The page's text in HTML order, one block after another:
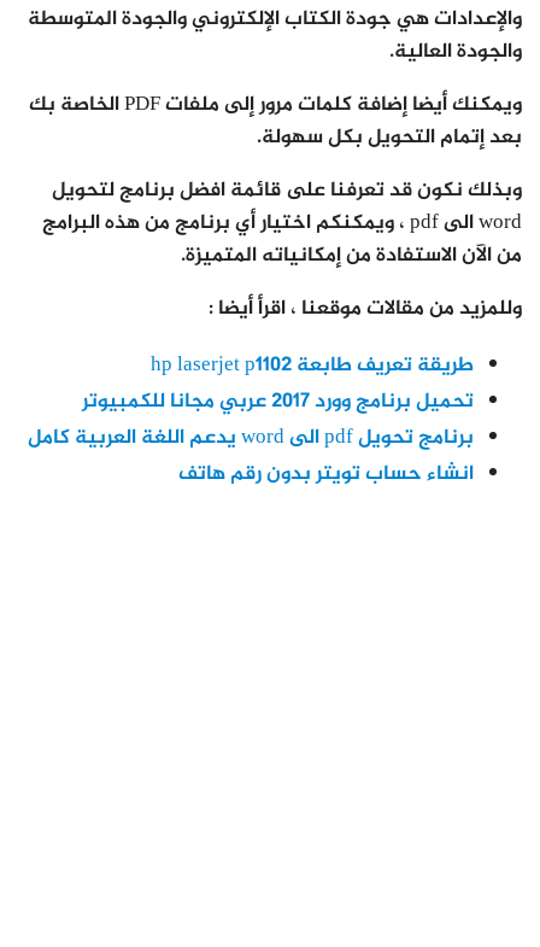
والإعدادات هي جودة الكتاب الإلكتروني والجودة المتوسطة
والجودة العالية.
ويمكنك أيضا إضافة كلمات مرور إلى ملفات PDF الخاصة بك
بعد إتمام التحويل بكل سهولة.
وبذلك نكون قد تعرفنا على قائمة افضل برنامج لتحويل
word الى pdf ، ويمكنكم اختيار أي برنامج من هذه البرامج
من الآن الاستفادة من إمكانياته المتميزة.
وللمزيد من مقالات موقعنا ، اقرأ أيضا :
طريقة تعريف طابعة hp laserjet p1102
تحميل برنامج وورد 2017 عربي مجانا للكمبيوتر
برنامج تحويل pdf الى word يدعم اللغة العربية كامل
انشاء حساب تويتر بدون رقم هاتف